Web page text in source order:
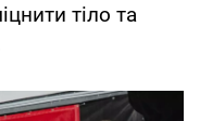
тіло та